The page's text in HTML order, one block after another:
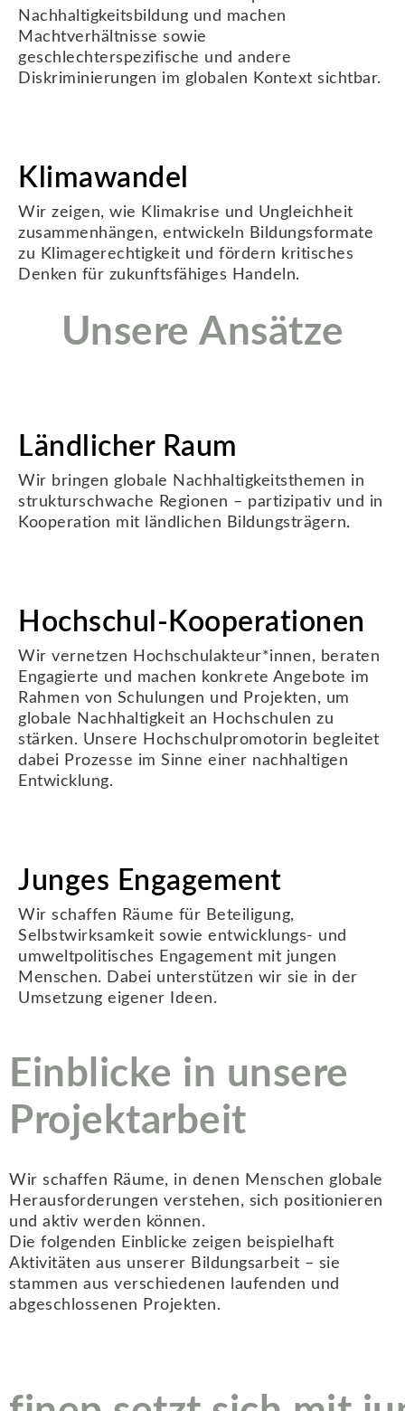
Nachhaltigkeitsbildung und machen
Machtverhältnisse sowie
geschlechterspezifische und andere
Diskriminierungen im globalen Kontext sichtbar.
Klimawandel
Wir zeigen, wie Klimakrise und Ungleichheit
zusammenhängen, entwickeln Bildungsformate
zu Klimagerechtigkeit und fördern kritisches
Denken für zukunftsfähiges Handeln.
Unsere Ansätze
Ländlicher Raum
Wir bringen globale Nachhaltigkeitsthemen in
strukturschwache Regionen – partizipativ und in
Kooperation mit ländlichen Bildungsträgern.
Hochschul-Kooperationen
Wir vernetzen Hochschulakteur*innen, beraten
Engagierte und machen konkrete Angebote im
Rahmen von Schulungen und Projekten, um
globale Nachhaltigkeit an Hochschulen zu
stärken. Unsere Hochschulpromotorin begleitet
dabei Prozesse im Sinne einer nachhaltigen
Entwicklung.
Junges Engagement
Wir schaffen Räume für Beteiligung,
Selbstwirksamkeit sowie entwicklungs- und
umweltpolitisches Engagement mit jungen
Menschen. Dabei unterstützen wir sie in der
Umsetzung eigener Ideen.
Einblicke in unsere
Projektarbeit
Wir schaffen Räume, in denen Menschen globale
Herausforderungen verstehen, sich positionieren
und aktiv werden können.
Die folgenden Einblicke zeigen beispielhaft
Aktivitäten aus unserer Bildungsarbeit – sie
stammen aus verschiedenen laufenden und
abgeschlossenen Projekten.